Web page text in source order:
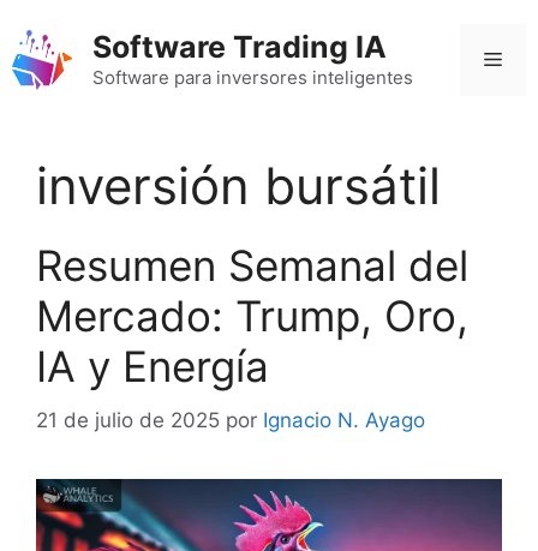
contenido
Software Trading IA
Software para inversores inteligentes
inversión bursátil
Resumen Semanal del
Mercado: Trump, Oro,
IA y Energía
21 de julio de 2025 por Ignacio N. Ayago